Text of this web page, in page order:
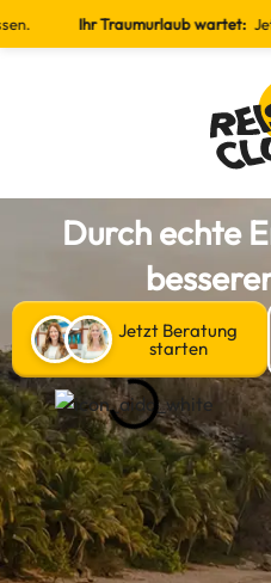
Ihr Traumurlaub wartet: Jetzt
Durch echte
Jetzt Beratung
starten